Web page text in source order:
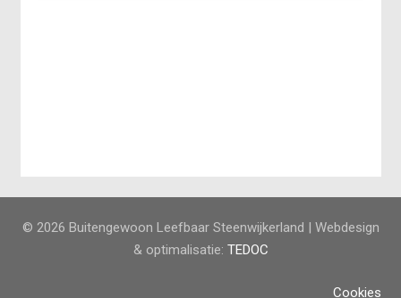
© 2026 Buitengewoon Leefbaar Steenwijkerland | Webdesign
& optimalisatie: TEDOC
Cookies